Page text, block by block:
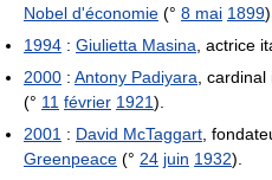
Nobel d'économie (° 8 mai 1899
1994 : Giulietta Masina, actrice
2000 : Antony Padiyara, cardinal
(° 11 février 1921).
2001 : David McTaggart,
Greenpeace (° 24 juin 1932).